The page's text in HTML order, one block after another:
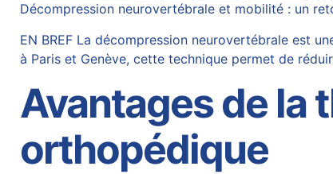
Décompression neurovertébrale et mobilité : un
EN BREF La décompression neurovertébrale est
à Paris et Genève, cette technique permet de
Avantages de la
orthopédique